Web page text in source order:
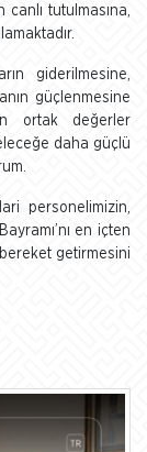
canlı tutulmasına,
giderilmesine,
güçlenmesine
ortak değerler
daha güçlü
personelimizin,
en içten
getirmesini